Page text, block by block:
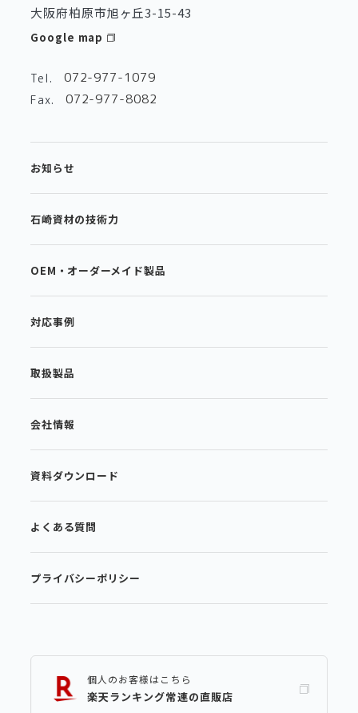
大阪府柏原市旭ヶ丘3-15-43
Google map
Tel. 072-977-1079
Fax. 072-977-8082
お知らせ
石崎資材の技術力
OEM・オーダーメイド製品
対応事例
取扱製品
会社情報
資料ダウンロード
よくある質問
プライバシーポリシー
個人のお客様はこちら
楽天ランキング常連の直販店